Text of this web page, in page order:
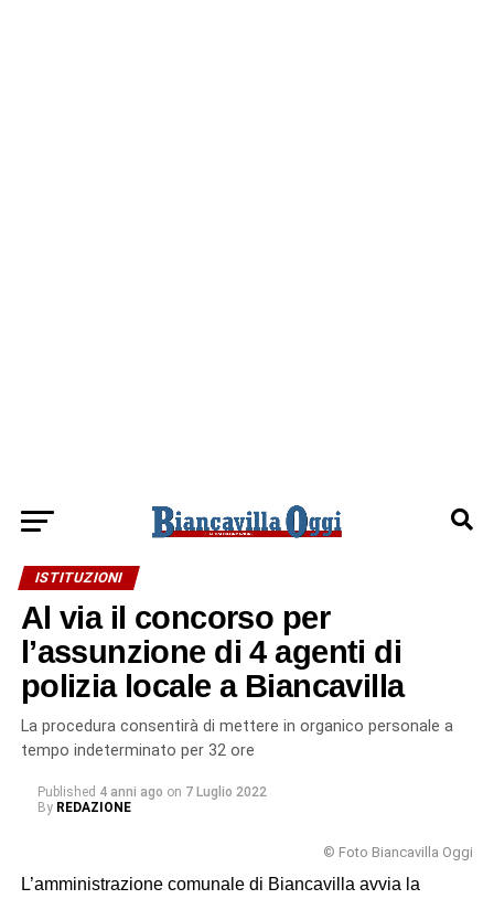
ISTITUZIONI
Al via il concorso per
l’assunzione di 4 agenti di
polizia locale a Biancavilla
La procedura consentirà di mettere in organico personale a
tempo indeterminato per 32 ore
Published 4 anni ago on 7 Luglio 2022
By REDAZIONE
© Foto Biancavilla Oggi
L’amministrazione comunale di Biancavilla avvia la